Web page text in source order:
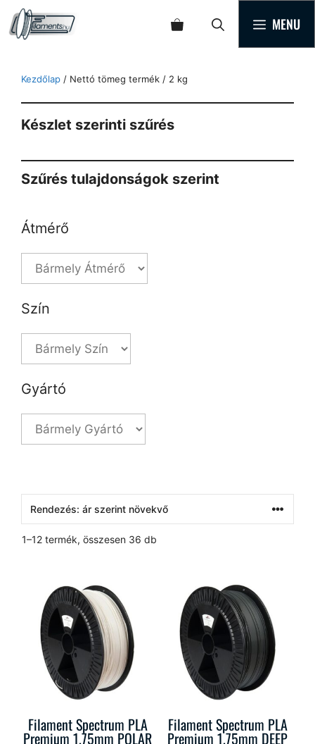
MENU
Kezdőlap / Nettó tömeg termék / 2 kg
Készlet szerinti szűrés
Szűrés tulajdonságok szerint
Átmérő
Szín
Gyártó
1–12 termék, összesen 36 db
Filament Spectrum PLA
Premium 1.75mm POLAR
Filament Spectrum PLA
Premium 1.75mm DEEP